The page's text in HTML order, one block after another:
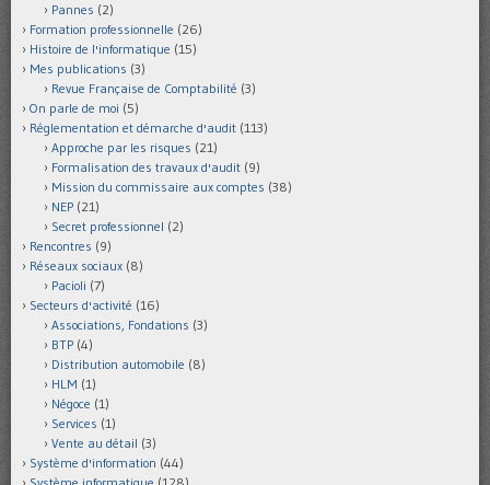
Pannes (2)
Formation professionnelle (26)
Histoire de l'informatique (15)
Mes publications (3)
Revue Française de Comptabilité (3)
On parle de moi (5)
Réglementation et démarche d'audit (113)
Approche par les risques (21)
Formalisation des travaux d'audit (9)
Mission du commissaire aux comptes (38)
NEP (21)
Secret professionnel (2)
Rencontres (9)
Réseaux sociaux (8)
Pacioli (7)
Secteurs d'activité (16)
Associations, Fondations (3)
BTP (4)
Distribution automobile (8)
HLM (1)
Négoce (1)
Services (1)
Vente au détail (3)
Système d'information (44)